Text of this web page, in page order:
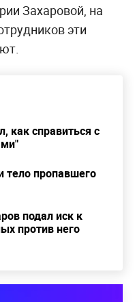
Захаровой, на
эти
как справиться с
тело пропавшего
подал иск к
против него